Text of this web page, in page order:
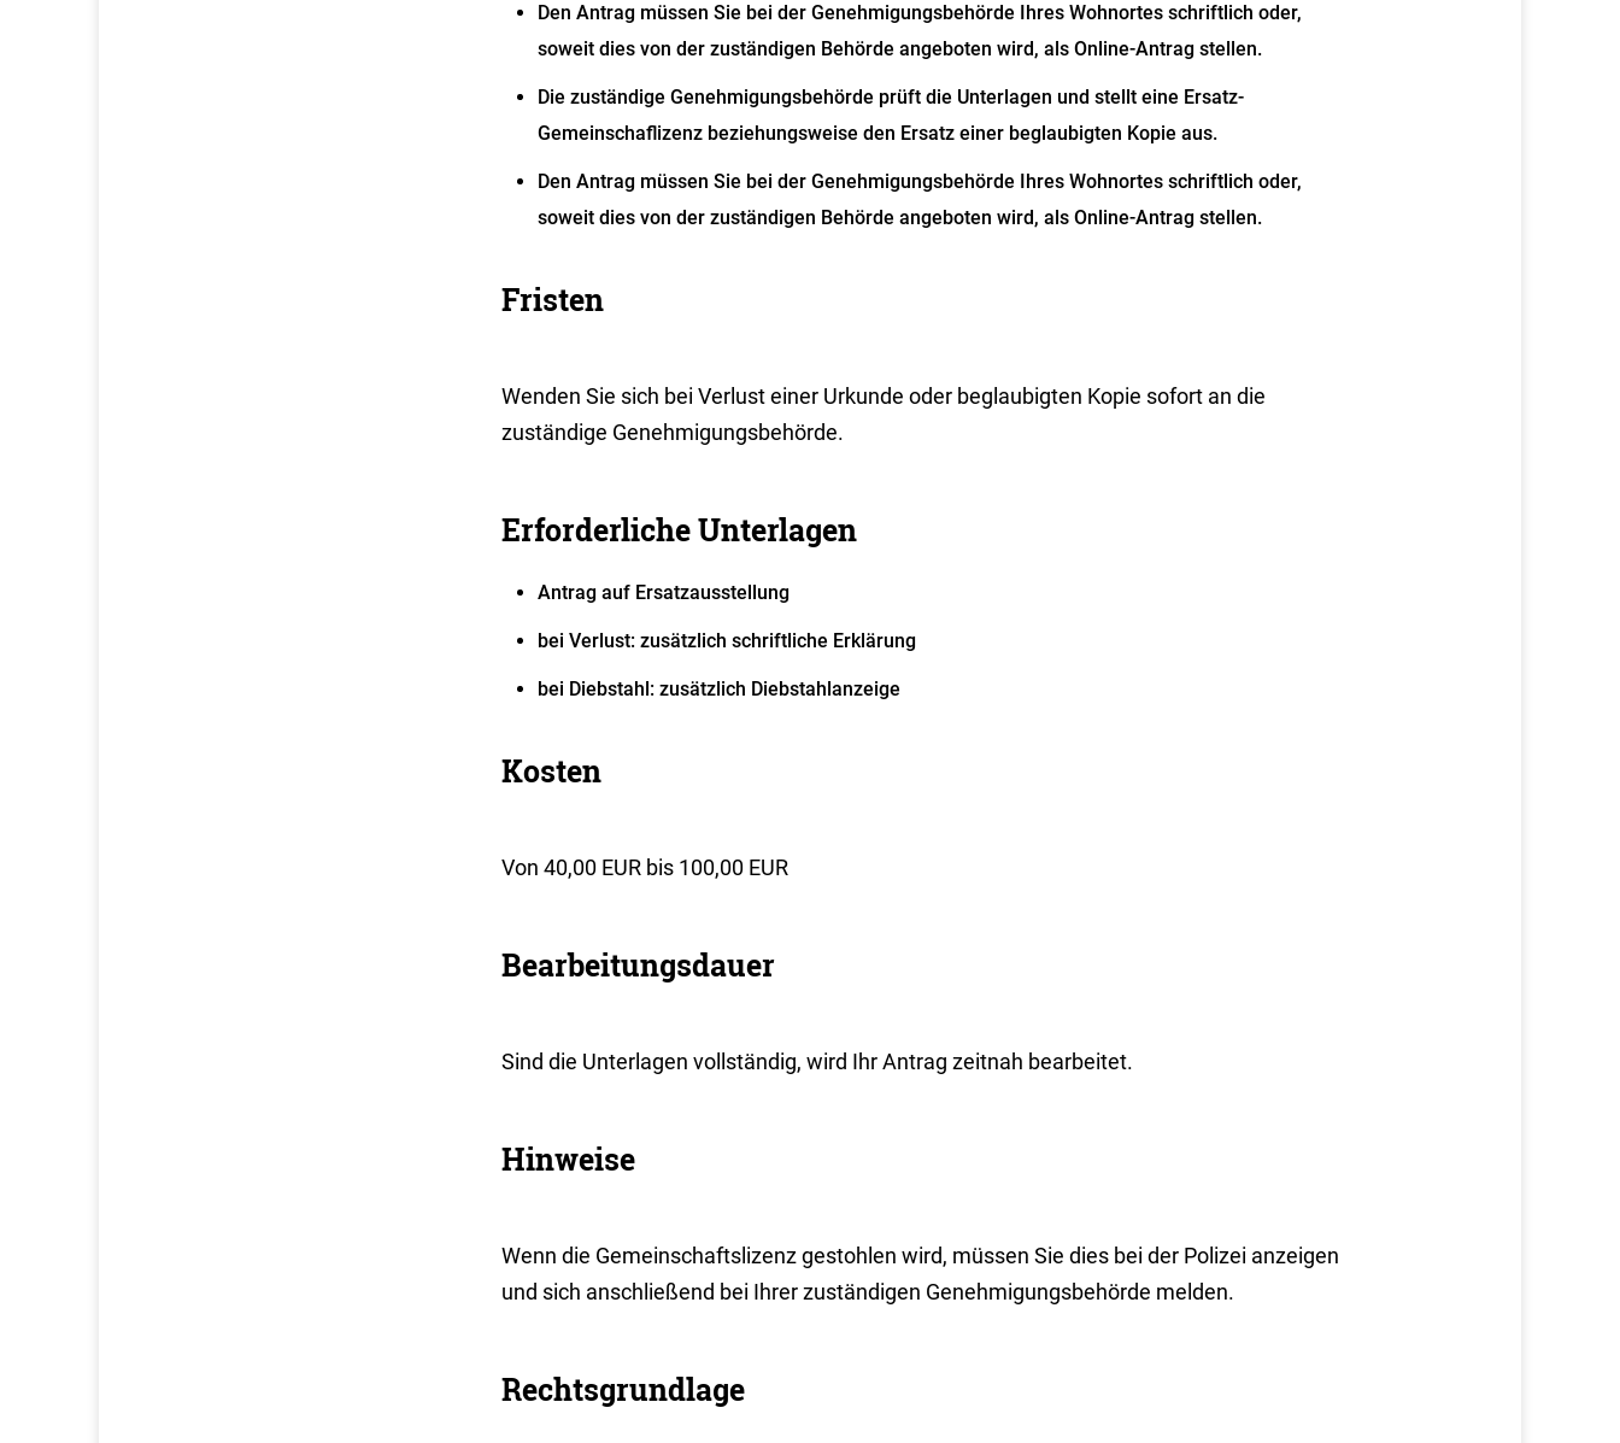
Den Antrag müssen Sie bei der Genehmigungsbehörde Ihres Wohnortes schriftlich oder,
soweit dies von der zuständigen Behörde angeboten wird, als Online-Antrag stellen.
Die zuständige Genehmigungsbehörde prüft die Unterlagen und stellt eine Ersatz-
Gemeinschaflizenz beziehungsweise den Ersatz einer beglaubigten Kopie aus.
Den Antrag müssen Sie bei der Genehmigungsbehörde Ihres Wohnortes schriftlich oder,
soweit dies von der zuständigen Behörde angeboten wird, als Online-Antrag stellen.
Fristen
Wenden Sie sich bei Verlust einer Urkunde oder beglaubigten Kopie sofort an die
zuständige Genehmigungsbehörde.
Erforderliche Unterlagen
Antrag auf Ersatzausstellung
bei Verlust: zusätzlich schriftliche Erklärung
bei Diebstahl: zusätzlich Diebstahlanzeige
Kosten
Von 40,00 EUR bis 100,00 EUR
Bearbeitungsdauer
Sind die Unterlagen vollständig, wird Ihr Antrag zeitnah bearbeitet.
Hinweise
Wenn die Gemeinschaftslizenz gestohlen wird, müssen Sie dies bei der Polizei anzeigen
und sich anschließend bei Ihrer zuständigen Genehmigungsbehörde melden.
Rechtsgrundlage